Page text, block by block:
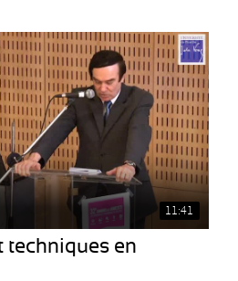
11:41
techniques en